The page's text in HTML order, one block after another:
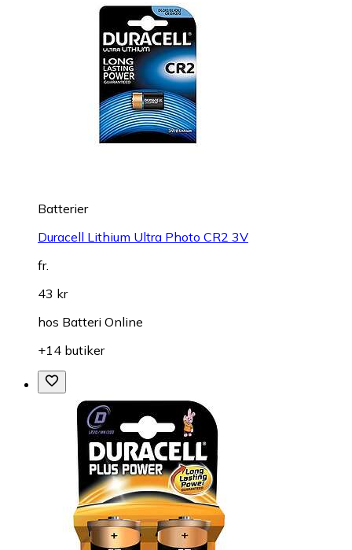
Batterier
Duracell Lithium Ultra Photo CR2 3V
fr.
43 kr
hos Batteri Online
+14 butiker